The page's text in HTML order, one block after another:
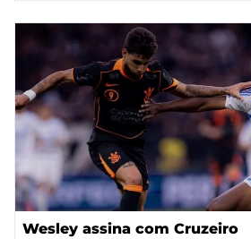
Wesley assina com Cruzeiro